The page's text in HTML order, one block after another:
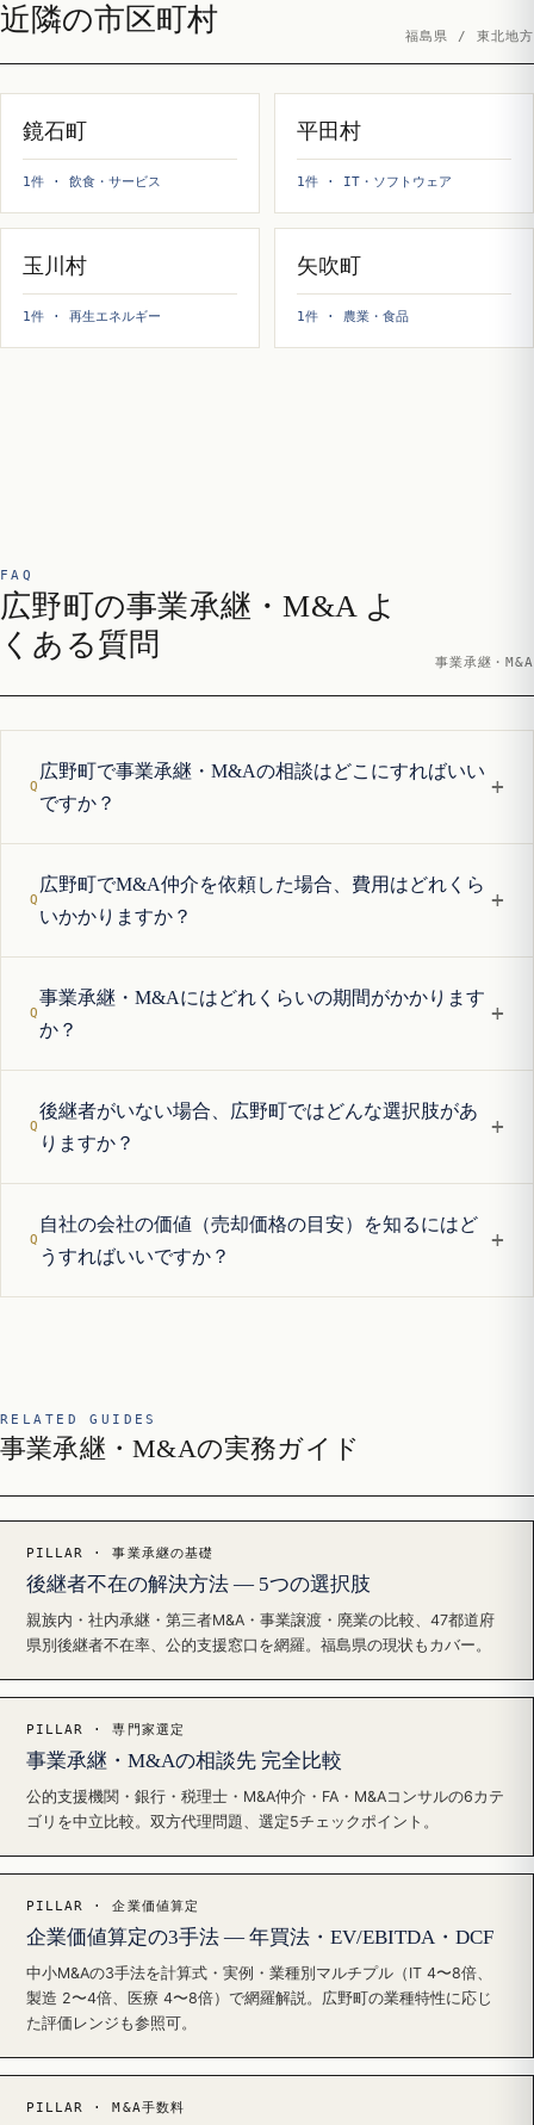
近隣の市区町村 福島県 / 東北地方
鏡石町
1件 · 飲食・サービス
平田村
1件 · IT・ソフトウェア
玉川村
1件 · 再生エネルギー
矢吹町
1件 · 農業・食品
FAQ
広野町の事業承継・M&A よ
くある質問
事業承継・M&A
広野町で事業承継・M&Aの相談はどこにすればいい
ですか？
+
広野町でM&A仲介を依頼した場合、費用はどれくら
いかかりますか？
+
事業承継・M&Aにはどれくらいの期間がかかります
か？
+
後継者がいない場合、広野町ではどんな選択肢があ
りますか？
+
自社の会社の価値（売却価格の目安）を知るにはど
うすればいいですか？
+
RELATED GUIDES
事業承継・M&Aの実務ガイド
PILLAR · 事業承継の基礎
後継者不在の解決方法 — 5つの選択肢
親族内・社内承継・第三者M&A・事業譲渡・廃業の比較、47都道府
県別後継者不在率、公的支援窓口を網羅。福島県の現状もカバー。
PILLAR · 専門家選定
事業承継・M&Aの相談先 完全比較
公的支援機関・銀行・税理士・M&A仲介・FA・M&Aコンサルの6カテ
ゴリを中立比較。双方代理問題、選定5チェックポイント。
PILLAR · 企業価値算定
企業価値算定の3手法 — 年買法・EV/EBITDA・DCF
中小M&Aの3手法を計算式・実例・業種別マルチプル（IT 4〜8倍、
製造 2〜4倍、医療 4〜8倍）で網羅解説。広野町の業種特性に応じ
た評価レンジも参照可。
PILLAR · M&A手数料